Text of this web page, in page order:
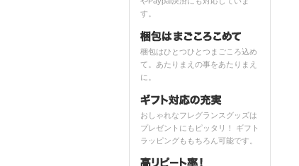
す。
梱包はひとつひとつまごころ込め
て。あたりまえの事をあたりまえ
に。
おしゃれなフレグランスグッズは
プレゼントにもピッタリ！ ギフト
ラッピングももちろん可能です。